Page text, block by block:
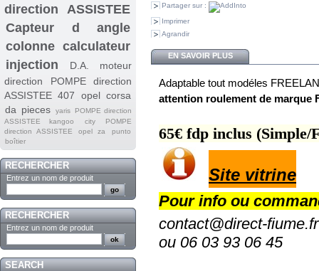
direction ASSISTEE
Capteur d angle
colonne calculateur
injection
D.A.
moteur
direction
POMPE direction
ASSISTEE 407
opel corsa
da pieces yaris
POMPE direction
ASSISTEE kangoo
city
POMPE
direction ASSISTEE opel za
punto
boîtier
RECHERCHER
Entrez un nom de produit
RECHERCHER
Entrez un nom de produit
SEARCH
Partager sur :
Imprimer
Agrandir
EN SAVOIR PLUS
Adaptable tout modéles
attention roulement de marque
65€ fdp inclus
Site vitrine
Pour info ou
contact@direct-fiume.fr
ou 06 03 93 06 45